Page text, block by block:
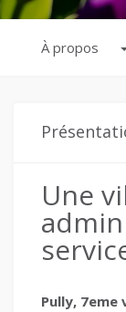
À propos
Une
Pully, 7eme